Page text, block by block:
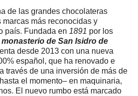
de las grandes chocolateras
más reconocidas y
país. Fundada en 1891 por los
monasterio de San Isidro de
desde 2013 con una nueva
español, que ha renovado e
través de una inversión de más de
el momento– en maquinaria,
El nuevo rumbo está marcado